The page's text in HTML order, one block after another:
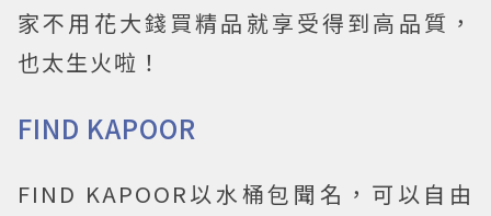
家不用花大錢買精品就享受得到高品質，
也太生火啦！
FIND KAPOOR
FIND KAPOOR以水桶包聞名，可以自由